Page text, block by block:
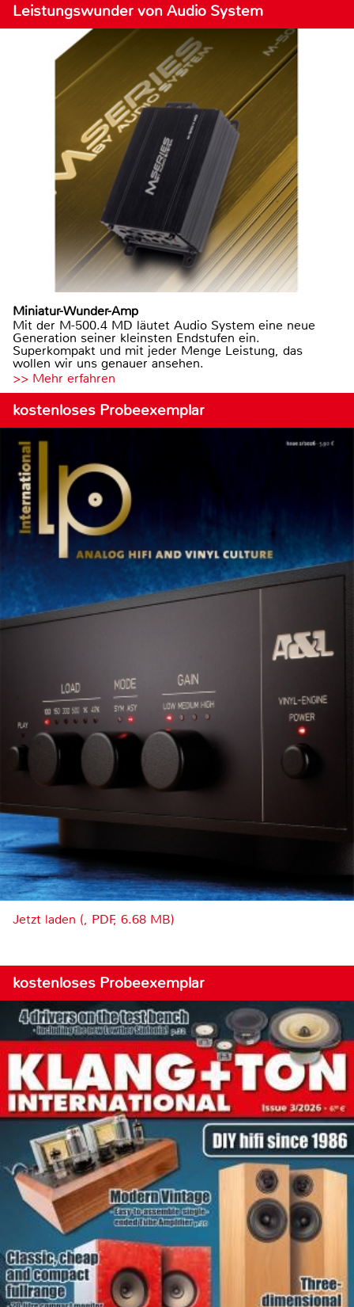
Leistungswunder von Audio System
Miniatur-Wunder-Amp
Mit der M-500.4 MD läutet Audio System eine neue
Generation seiner kleinsten Endstufen ein.
Superkompakt und mit jeder Menge Leistung, das
wollen wir uns genauer ansehen.
>> Mehr erfahren
kostenloses Probeexemplar
Jetzt laden (, PDF, 6.68 MB)
kostenloses Probeexemplar